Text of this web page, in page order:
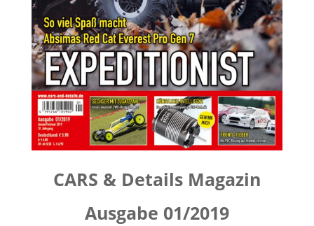
CARS & Details Magazin
Ausgabe 01/2019